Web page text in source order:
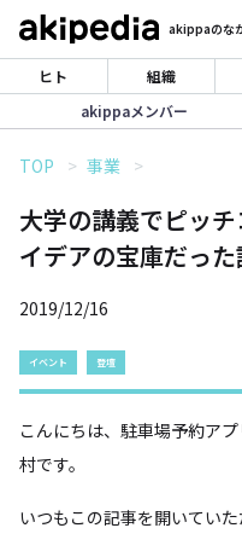
akippaのな
ヒト 組織
akippaメンバー
TOP 事業
大学の講義でピッ
イデアの宝庫だっ
2019/12/16
イベント 登壇
こんにちは、駐車場予約ア
村です。
いつもこの記事を開いてい